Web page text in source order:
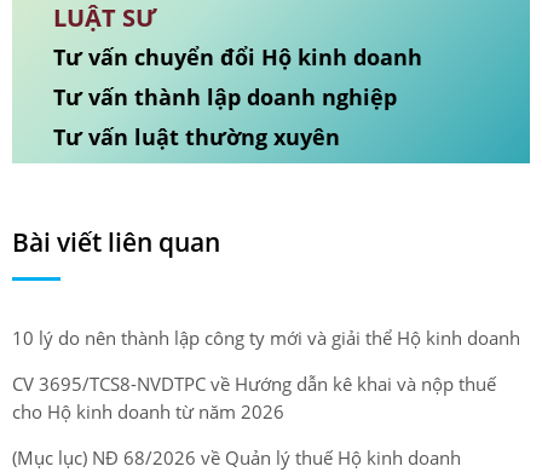
LUẬT SƯ
Tư vấn chuyển đổi Hộ kinh doanh
Tư vấn thành lập doanh nghiệp
Tư vấn luật thường xuyên
Bài viết liên quan
10 lý do nên thành lập công ty mới và giải thể Hộ kinh doanh
CV 3695/TCS8-NVDTPC về Hướng dẫn kê khai và nộp thuế
cho Hộ kinh doanh từ năm 2026
(Mục lục) NĐ 68/2026 về Quản lý thuế Hộ kinh doanh